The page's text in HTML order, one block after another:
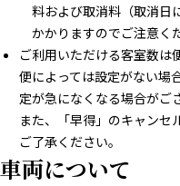
料および取消料（取消日
かかりますのでご注意く
ご利用いただける客室数は
便によっては設定がない場
定が急になくなる場合がご
また、「早得」のキャンセ
ご了承ください。
車両について